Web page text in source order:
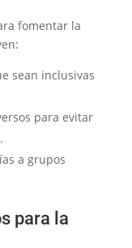
fomentar la
sean inclusivas
para evitar
a grupos
para la